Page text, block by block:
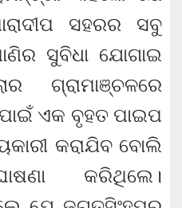
ସହରର ସବୁ
ସୁବିଧା ଯୋଗାଇ
ଗ୍ରାମାଞ୍ଚଳରେ
ଏକ ବୃହତ ପାଇପ
କରାଯିବ ବୋଲି
କରିଥିଲେ।